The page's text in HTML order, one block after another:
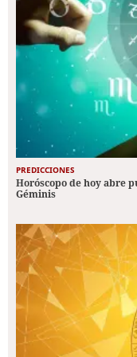
PREDICCIONES
Horóscopo de hoy abre
Géminis